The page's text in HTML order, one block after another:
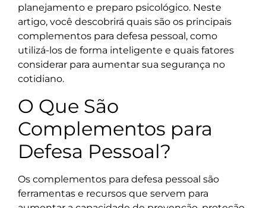
planejamento e preparo psicológico. Neste
artigo, você descobrirá quais são os principais
complementos para defesa pessoal, como
utilizá-los de forma inteligente e quais fatores
considerar para aumentar sua segurança no
cotidiano.
O Que São
Complementos para
Defesa Pessoal?
Os complementos para defesa pessoal são
ferramentas e recursos que servem para